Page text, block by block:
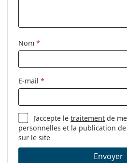
Nom *
E-mail *
J’accepte letraitement de
personnelles et la publication
sur le site
Envoyer